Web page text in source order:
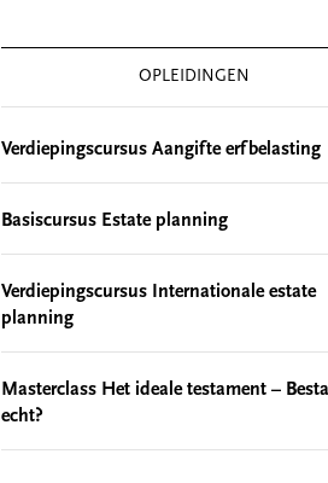
OPLEIDINGEN
Verdiepingscursus Aangifte erfbelasting
Basiscursus Estate planning
Verdiepingscursus Internationale estate
planning
Masterclass Het ideale testament –
echt?